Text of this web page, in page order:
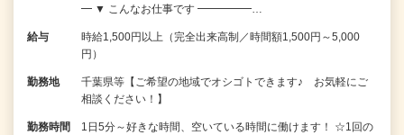
━ ▼ こんなお仕事です ━━━━━…
給与
時給1,500円以上（完全出来高制／時間額1,500円～5,000
円）
勤務地
千葉県等【ご希望の地域でオシゴトできます♪ お気軽にご
相談ください！】
勤務時間
1日5分～好きな時間、空いている時間に働けます！ ☆1回の